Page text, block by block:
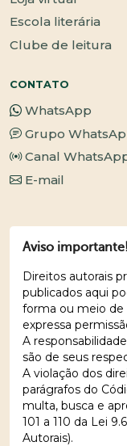
Escola literária
Clube de leitura
CONTATO
WhatsApp
Grupo
Canal
E-mail
Aviso importante!
Direitos autorais
publicados aqui
forma ou meio de
expressa
A
são de seus
A violação dos
parágrafos do
multa, busca e
101 a 110 da Lei
Autorais).